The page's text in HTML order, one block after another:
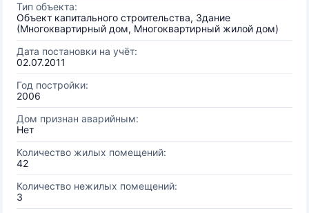
Тип объекта:
Объект капитального строительства, Здание
(Многоквартирный дом, Многоквартирный жилой дом)
Дата постановки на учёт:
02.07.2011
Год постройки:
2006
Дом признан аварийным:
Нет
Количество жилых помещений:
42
Количество нежилых помещений:
3